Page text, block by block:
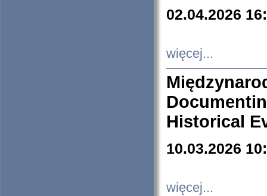
02.04.2026
więcej...
Historical
10.03.2026
więcej...